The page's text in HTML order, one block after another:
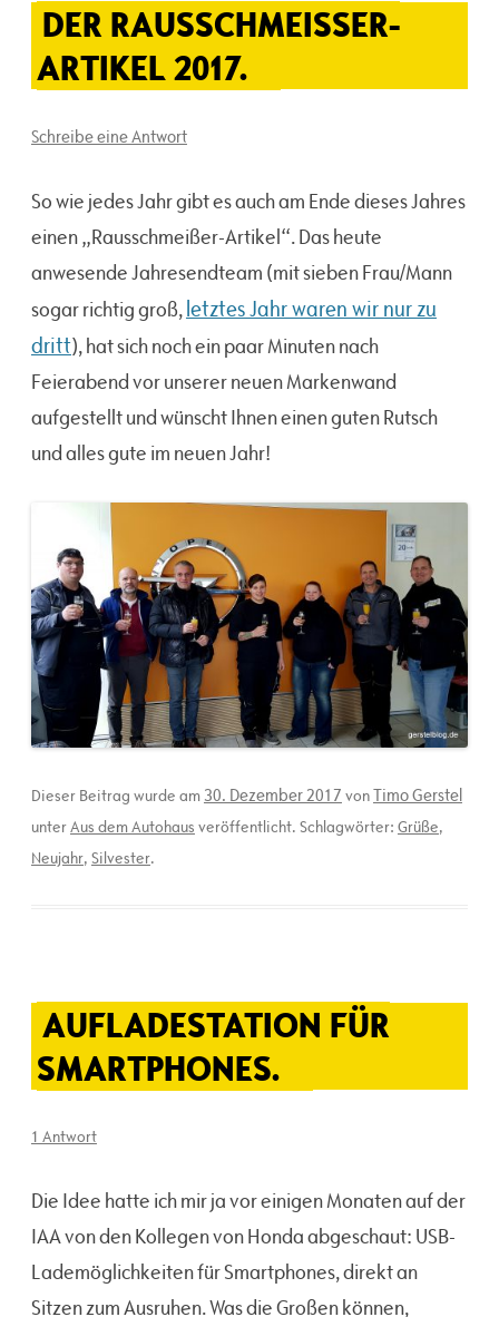
DER RAUSSCHMEISSER-A
RTIKEL 2017.
Schreibe eine Antwort
So wie jedes Jahr gibt es auch am Ende dieses Jahres
einen „Rausschmeißer-Artikel“. Das heute
anwesende Jahresendteam (mit sieben Frau/Mann
sogar richtig groß,letztes Jahr waren wir nur zu
dritt), hat sich noch ein paar Minuten nach
Feierabend vor unserer neuen Markenwand
aufgestellt und wünscht Ihnen einen guten Rutsch
und alles gute im neuen Jahr!
Dieser Beitrag wurde am 30. Dezember 2017 vonTimo Gerstel
unterAus dem Autohaus veröffentlicht. Schlagwörter: Grüße,
Neujahr, Silvester.
AUFLADESTATION FÜR
SMARTPHONES.
1 Antwort
Die Idee hatte ich mir ja vor einigen Monaten auf der
IAA von den Kollegen von Honda abgeschaut: USB-
Lademöglichkeiten für Smartphones, direkt an
Sitzen zum Ausruhen. Was die Großen können,